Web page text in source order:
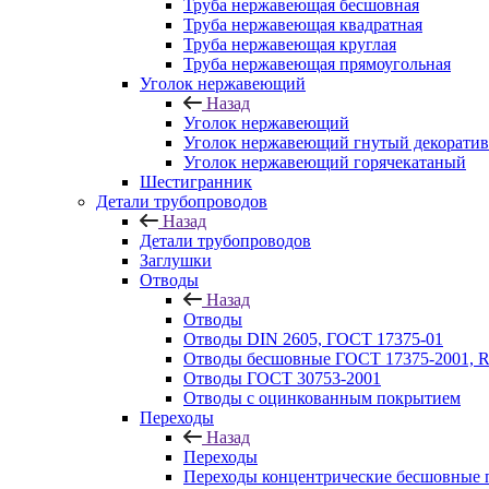
Труба нержавеющая бесшовная
Труба нержавеющая квадратная
Труба нержавеющая круглая
Труба нержавеющая прямоугольная
Уголок нержавеющий
Назад
Уголок нержавеющий
Уголок нержавеющий гнутый
Уголок нержавеющий горячекатаный
Шестигранник
Детали трубопроводов
Назад
Детали трубопроводов
Заглушки
Отводы
Назад
Отводы
Отводы DIN 2605, ГОСТ 17375-01
Отводы бесшовные ГОСТ 17375-2001,
Отводы ГОСТ 30753-2001
Отводы с оцинкованным покрытием
Переходы
Назад
Переходы
Переходы концентрические бесшовные